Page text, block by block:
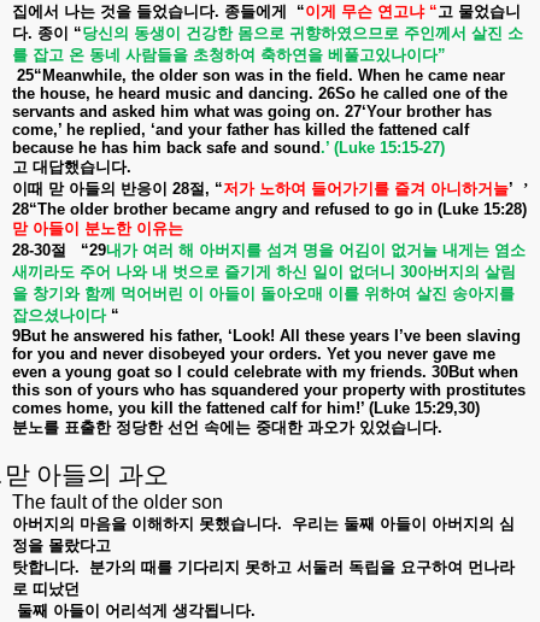
집에서 나는 것을 들었습니다. 종들에게 “이게 무슨 연고냐 “고 물었습니
다. 종이 “당신의 동생이 건강한 몸으로 귀향하였으므로 주인께서 살진 소
를 잡고 온 동네 사람들을 초청하여 축하연을 베풀고있나이다”
25“Meanwhile, the older son was in the field. When he came near
the house, he heard music and dancing. 26So he called one of the
servants and asked him what was going on. 27‘Your brother has
come,’ he replied, ‘and your father has killed the fattened calf
because he has him back safe and sound.’ (Luke 15:15-27)
고 대답했습니다.
이때 맏 아들의 반응이 28절, “저가 노하여 들어가기를 즐겨 아니하거늘’ ’
28“The older brother became angry and refused to go in (Luke 15:28)
맏 아들이 분노한 이유는
28-30절 “29내가 여러 해 아버지를 섬겨 명을 어김이 없거늘 내게는 염소
새끼라도 주어 나와 내 벗으로 즐기게 하신 일이 없더니 30아버지의 살림
을 창기와 함께 먹어버린 이 아들이 돌아오매 이를 위하여 살진 송아지를
잡으셨나이다 “
9But he answered his father, ‘Look! All these years I’ve been slaving
for you and never disobeyed your orders. Yet you never gave me
even a young goat so I could celebrate with my friends. 30But when
this son of yours who has squandered your property with prostitutes
comes home, you kill the fattened calf for him!’ (Luke 15:29,30)
분노를 표출한 정당한 선언 속에는 중대한 과오가 있었습니다.
맏 아들의 과오
The fault of the older son
아버지의 마음을 이해하지 못했습니다. 우리는 둘째 아들이 아버지의 심
정을 몰랐다고
탓합니다. 분가의 때를 기다리지 못하고 서둘러 독립을 요구하여 먼나라
로 띠났던
둘째 아들이 어리석게 생각됩니다.